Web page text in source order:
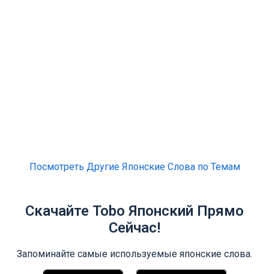
Посмотреть Другие Японские Слова по Темам
Скачайте Tobo Японский Прямо
Сейчас!
Запоминайте самые используемые японские слова.